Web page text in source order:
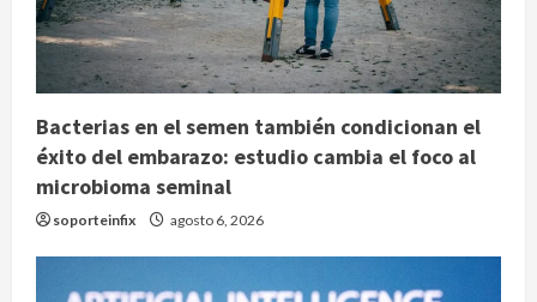
Bacterias en el semen también condicionan el
éxito del embarazo: estudio cambia el foco al
microbioma seminal
soporteinfix agosto 6, 2026